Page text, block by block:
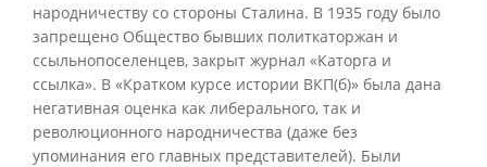
народничеству со стороны Сталина. В 1935 году было
запрещено Общество бывших политкаторжан и
ссыльнопоселенцев, закрыт журнал «Каторга и
ссылка». В «Кратком курсе истории ВКП(б)» была дана
негативная оценка как либерального, так и
революционного народничества (даже без
упоминания его главных представителей). Были